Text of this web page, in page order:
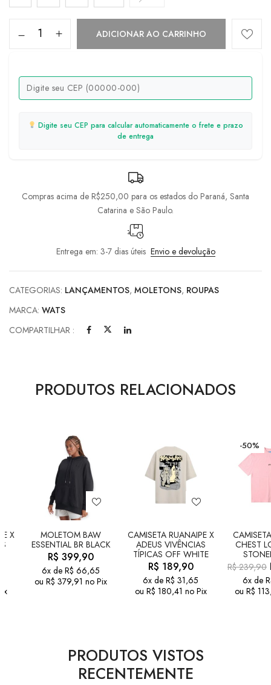
ADICIONAR AO CARRINHO
Digite seu CEP para calcular automaticamente o frete e prazo
de entrega
Compras acima de R$250,00 para os estados do Paraná, Santa
Catarina e São Paulo.
Entrega em: 3-7 dias úteis Envio e devolução
CATEGORIAS: LANÇAMENTOS, MOLETONS, ROUPAS
MARCA: WATS
COMPARTILHAR :
PRODUTOS RELACIONADOS
X
MOLETOM BAW
ESSENTIAL BR BLACK
R$ 399,90
6x de R$ 66,65
ou R$ 379,91 no Pix
CAMISETA RUANAIPE X
ADEUS VIVÊNCIAS
TÍPICAS OFF WHITE
R$ 189,90
6x de R$ 31,65
ou R$ 180,41 no Pix
-50%
CHEST
R$239,90
6x de
ou R$
PRODUTOS VISTOS
RECENTEMENTE